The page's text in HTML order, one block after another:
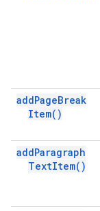
addPageBreak
Item( )
addParagraph
TextItem( )